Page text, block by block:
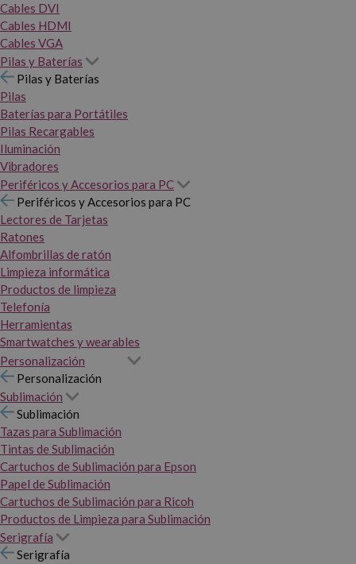
Cables DVI
Cables HDMI
Cables VGA
Pilas y Baterías
Pilas y Baterías
Pilas
Baterías para Portátiles
Pilas Recargables
Iluminación
Vibradores
Periféricos y Accesorios para PC
Periféricos y Accesorios para PC
Lectores de Tarjetas
Ratones
Alfombrillas de ratón
Limpieza informática
Productos de limpieza
Telefonía
Herramientas
Smartwatches y wearables
Personalización
Personalización
Sublimación
Sublimación
Tazas para Sublimación
Tintas de Sublimación
Cartuchos de Sublimación para Epson
Papel de Sublimación
Cartuchos de Sublimación para Ricoh
Productos de Limpieza para Sublimación
Serigrafía
Serigrafía